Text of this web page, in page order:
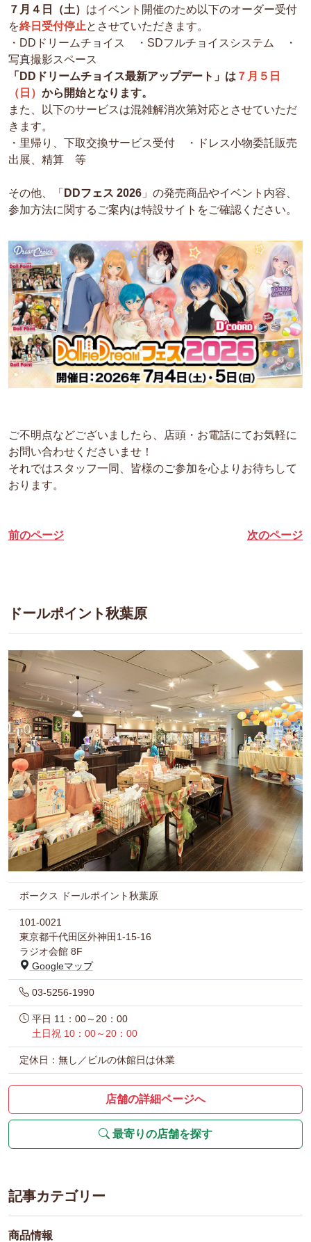
７月４日（土） はイベント開催のため以下のオーダー受付
を終日受付停止とさせていただきます。
・DDドリームチョイス ・SDフルチョイスシステム ・
写真撮影スペース
「DDドリームチョイス最新アップデート」は ７月５日
（日） から開始となります。
また、以下のサービスは混雑解消次第対応とさせていただ
きます。
・里帰り、下取交換サービス受付 ・ドレス小物委託販売
出展、精算 等
その他、「 DDフェス 2026 」の発売商品やイベント内容、
参加方法に関するご案内は特設サイトをご確認ください。
ご不明点などございましたら、店頭・お電話にてお気軽に
お問い合わせくださいませ！
それではスタッフ一同、皆様のご参加を心よりお待ちして
おります。
前のページ 次のページ
ドールポイント秋葉原
ボークス ドールポイント秋葉原
101-0021
東京都千代田区外神田1-15-16
ラジオ会館 8F
Googleマップ
03-5256-1990
平日 11：00～20：00
土日祝 10：00～20：00
定休日：無し／ビルの休館日は休業
店舗の詳細ページへ
最寄りの店舗を探す
記事カテゴリー
商品情報